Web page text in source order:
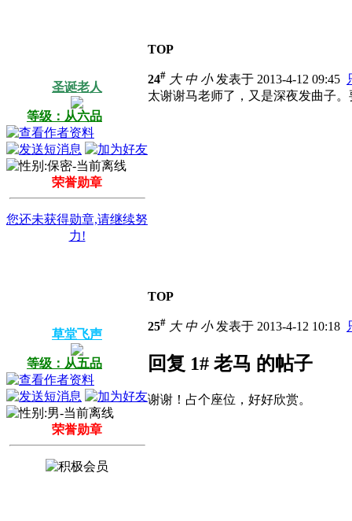
TOP
圣诞老人
等级：从六品
荣誉勋章
您还未获得勋章,请继续努
力!
24# 大 中 小发表于 2013-4-12 09:45
太谢谢马老师了，又是深夜发曲子
TOP
草堂飞声
等级：从五品
荣誉勋章
25# 大 中 小发表于 2013-4-12 10:18
回复 1# 老马 的帖子
谢谢！占个座位，好好欣赏。